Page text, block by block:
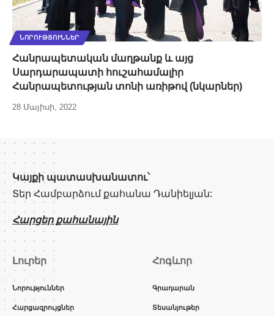
ՆՈՐՈՒԹՅՈՒՆՆԵՐ
Հանրապետական մաղթանք և այց
Սարդարապատի հուշահամալիր
Հանրապետության տոնի առիթով (նկարներ)
28 Մայիսի, 2022
Կայքի պատասխանատու՝
Տեր Համբարձում քահանա Դանիելյան:
Հարցեր քահանային
Լուրեր
Նորություններ
Հարցազրույցներ
Հոգևոր
Գրադարան
Տեսանյութեր